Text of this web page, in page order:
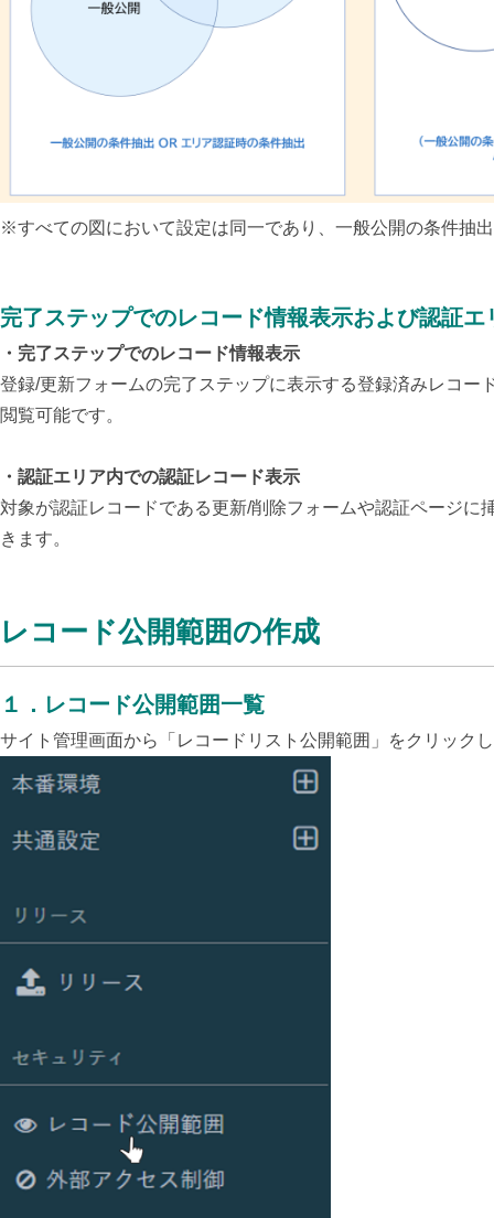
※すべての図において設定は同一であり、一般公開の条件抽
完了ステップでのレコード情報表示および認証
・完了ステップでのレコード情報表示
登録/更新フォームの完了ステップに表示する登録済みレコ
閲覧可能です。
・認証エリア内での認証レコード表示
対象が認証レコードである更新/削除フォームや認証ページ
きます。
レコード公開範囲の作成
１．レコード公開範囲一覧
サイト管理画面から「レコードリスト公開範囲」をクリック